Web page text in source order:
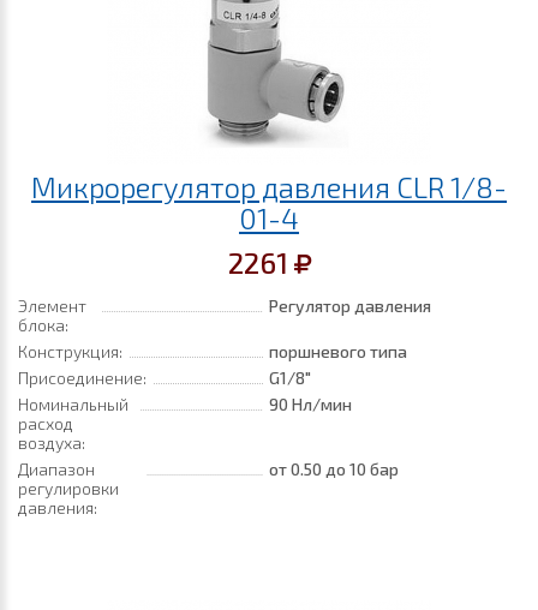
Микрорегулятор давления CLR 1/8-
01-4
2261
Элемент
блока:
Регулятор давления
Конструкция:
поршневого типа
Присоединение:
G1/8"
Номинальный
расход
воздуха:
90 Нл/мин
Диапазон
регулировки
давления:
от 0.50 до 10 бар